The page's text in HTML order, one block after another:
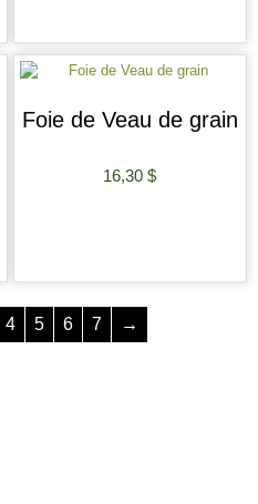
Foie de Veau de grain
16,30$
4 5 6 7 →